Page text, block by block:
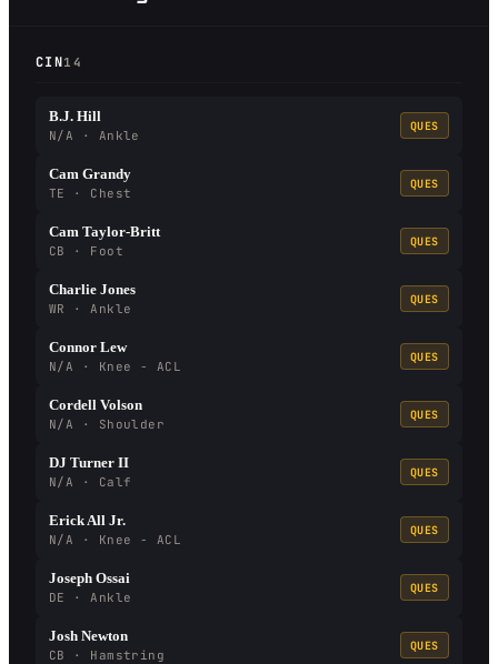
CIN14
B.J. Hill
N/A · Ankle
QUES
Cam Grandy
TE · Chest
QUES
Cam Taylor-Britt
CB · Foot
QUES
Charlie Jones
WR · Ankle
QUES
Connor Lew
N/A · Knee - ACL
QUES
Cordell Volson
N/A · Shoulder
QUES
DJ Turner II
N/A · Calf
QUES
Erick All Jr.
N/A · Knee - ACL
QUES
Joseph Ossai
DE · Ankle
QUES
Josh Newton
CB · Hamstring
QUES